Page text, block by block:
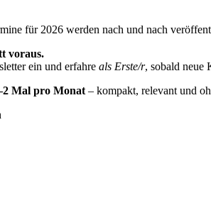
für 2026 werden nach und nach
voraus.
ein und erfahre als Erste/r, sobald neue
Mal pro Monat – kompakt, relevant und